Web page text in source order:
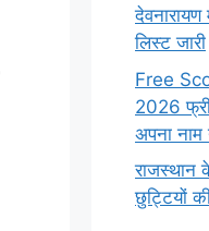
देवनारायण
लिस्ट जारी
Free
2026
अपना
राजस्थान
छुट्टियों